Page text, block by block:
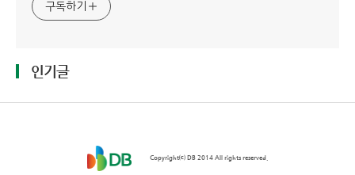
구독하기
인기글
Copyright⒞ DB 2014 All rights reserved.